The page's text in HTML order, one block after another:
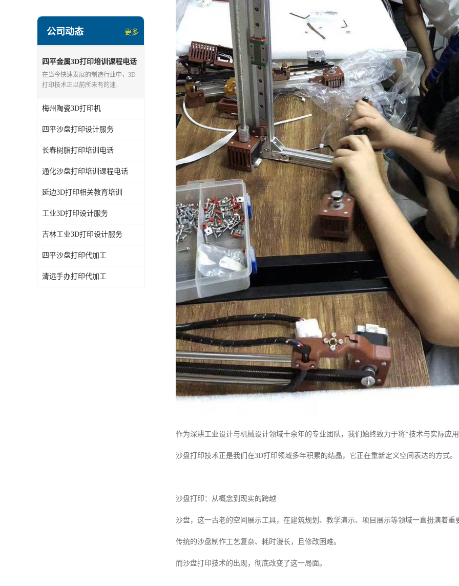
公司动态 更多
四平金属3D打印培训课程电话
在当今快速发展的制造行业中，3D
打印技术正以前所未有的速..
梅州陶瓷3D打印机
四平沙盘打印设计服务
长春树脂打印培训电话
通化沙盘打印培训课程电话
延边3D打印相关教育培训
工业3D打印设计服务
吉林工业3D打印设计服务
四平沙盘打印代加工
清远手办打印代加工
作为深耕工业设计与机械设计领域十余年的专业团队，我们始终致力于将*技术与实际应
沙盘打印技术正是我们在3D打印领域多年积累的结晶，它正在重新定义空间表达的方式。
沙盘打印：从概念到现实的跨越
沙盘，这一古老的空间展示工具，在建筑规划、教学演示、项目展示等领域一直扮演着重
传统的沙盘制作工艺复杂、耗时漫长，且修改困难。
而沙盘打印技术的出现，彻底改变了这一局面。